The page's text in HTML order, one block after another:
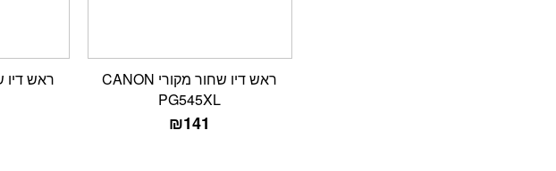
ראש דיו שחור מקורי CANON
PG545XL
₪141